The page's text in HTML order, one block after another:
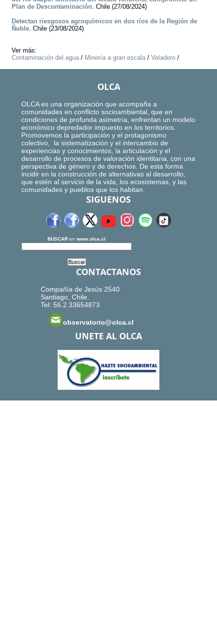
Plan de Descontaminación. Chile (27/08/2024)
Detectan riesgosos agroquímicos en dos ríos de la Región de
Ñuble. Chile (23/08/2024)
Ver más:
Contaminación del agua/ Minería a gran escala/ Veladero /
OLCA
OLCA es una organización que acompaña a
comunidades en conflicto socioambiental, que en
condiciones de profunda asimetría, enfrentan un modelo
económico depredador impuesto en los territorios.
Promovemos la participación y el protagonismo
colectivo, la sistematización y el intercambio de
experiencias y conocimientos, la articulación y el
desarrollo de procesos de valoración identitaria, con una
perspectiva de género y de derechos. De esta forma
incidir en la construcción de alternativas al desarrollo,
que estén al servicio de la vida, los ecosistemas, y las
comunidades y pueblos que los habitan.
SIGUENOS
BUSCAR en www.olca.cl
CONTACTANOS
Compañía de Jesús 2540
Santiago, Chile.
Tel: 56.2.33654873
observatorio@olca.cl
UNETE AL OLCA